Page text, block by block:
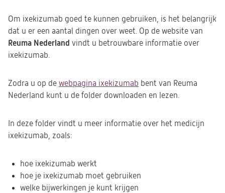
Om ixekizumab goed te kunnen gebruiken, is het belangrijk
dat u er een aantal dingen over weet. Op de website van
Reuma Nederland vindt u betrouwbare informatie over
ixekizumab.
Zodra u op de webpagina ixekizumab (opent
in
nieuwe
bent van Reuma
Nederland kunt u de folder downloaden en lezen.
In deze folder vindt u meer informatie over het medicijn
ixekizumab, zoals:
hoe ixekizumab werkt
hoe je ixekizumab moet gebruiken
welke bijwerkingen je kunt krijgen